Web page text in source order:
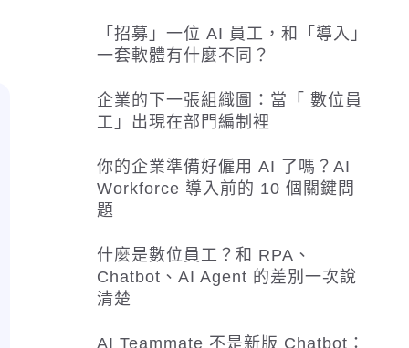
「招募」一位 AI 員工，和「導入」
一套軟體有什麼不同？
企業的下一張組織圖：當「 數位員
工」出現在部門編制裡
你的企業準備好僱用 AI 了嗎？AI
Workforce 導入前的 10 個關鍵問
題
什麼是數位員工？和 RPA、
Chatbot、AI Agent 的差別一次說
清楚
AI Teammate 不是新版 Chatbot：